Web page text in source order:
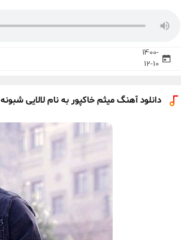
1400-
12-10
دانلود آهنگ میثم خاکپور به نام لالایی شبونه